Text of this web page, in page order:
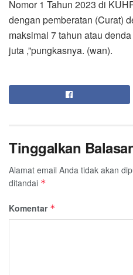
Nomor 1 Tahun 2023 di
dengan pemberatan (Curat)
maksimal 7 tahun atau
juta ,”pungkasnya. (wan).
Tinggalkan
Alamat email Anda tidak akan
ditandai *
Komentar *